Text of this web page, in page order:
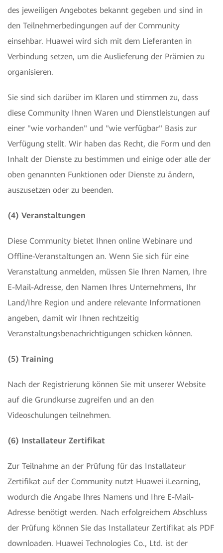
des jeweiligen Angebotes bekannt gegeben und sind in
den Teilnehmerbedingungen auf der Community
einsehbar. Huawei wird sich mit dem Lieferanten in
Verbindung setzen, um die Auslieferung der Prämien zu
organisieren.
Sie sind sich darüber im Klaren und stimmen zu, dass
diese Community Ihnen Waren und Dienstleistungen auf
einer "wie vorhanden" und "wie verfügbar" Basis zur
Verfügung stellt. Wir haben das Recht, die Form und den
Inhalt der Dienste zu bestimmen und einige oder alle der
oben genannten Funktionen oder Dienste zu ändern,
auszusetzen oder zu beenden.
(4) Veranstaltungen
Diese Community bietet Ihnen online Webinare und
Offline-Veranstaltungen an. Wenn Sie sich für eine
Veranstaltung anmelden, müssen Sie Ihren Namen, Ihre
E-Mail-Adresse, den Namen Ihres Unternehmens, Ihr
Land/Ihre Region und andere relevante Informationen
angeben, damit wir Ihnen rechtzeitig
Veranstaltungsbenachrichtigungen schicken können.
(5) Training
Nach der Registrierung können Sie mit unserer Website
auf die Grundkurse zugreifen und an den
Videoschulungen teilnehmen.
(6) Installateur Zertifikat
Zur Teilnahme an der Prüfung für das Installateur
Zertifikat auf der Community nutzt Huawei iLearning,
wodurch die Angabe Ihres Namens und Ihre E-Mail-
Adresse benötigt werden. Nach erfolgreichem Abschluss
der Prüfung können Sie das Installateur Zertifikat als PDF
downloaden. Huawei Technologies Co., Ltd. ist der